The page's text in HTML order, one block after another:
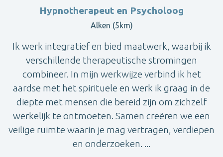
Hypnotherapeut en Psycholoog
Alken (5km)
Ik werk integratief en bied maatwerk, waarbij ik
verschillende therapeutische stromingen
combineer. In mijn werkwijze verbind ik het
aardse met het spirituele en werk ik graag in de
diepte met mensen die bereid zijn om zichzelf
werkelijk te ontmoeten. Samen creëren we een
veilige ruimte waarin je mag vertragen, verdiepen
en onderzoeken. ...